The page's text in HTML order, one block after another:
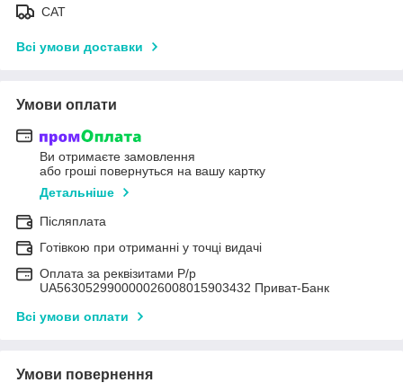
САТ
Всі умови доставки
Умови оплати
Ви отримаєте замовлення
або гроші повернуться на вашу картку
Детальніше
Післяплата
Готівкою при отриманні у точці видачі
Оплата за реквізитами Р/р
UA563052990000026008015903432 Приват-Банк
Всі умови оплати
Умови повернення